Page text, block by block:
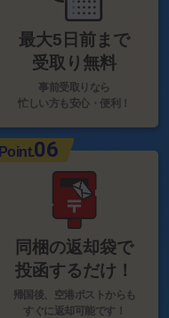
最大5日前まで
受取り無料
事前受取りなら
忙しい方も安心・便利！
同梱の返却袋で
投函するだけ！
帰国後、空港ポストからも
すぐに返却可能です！
Point.06